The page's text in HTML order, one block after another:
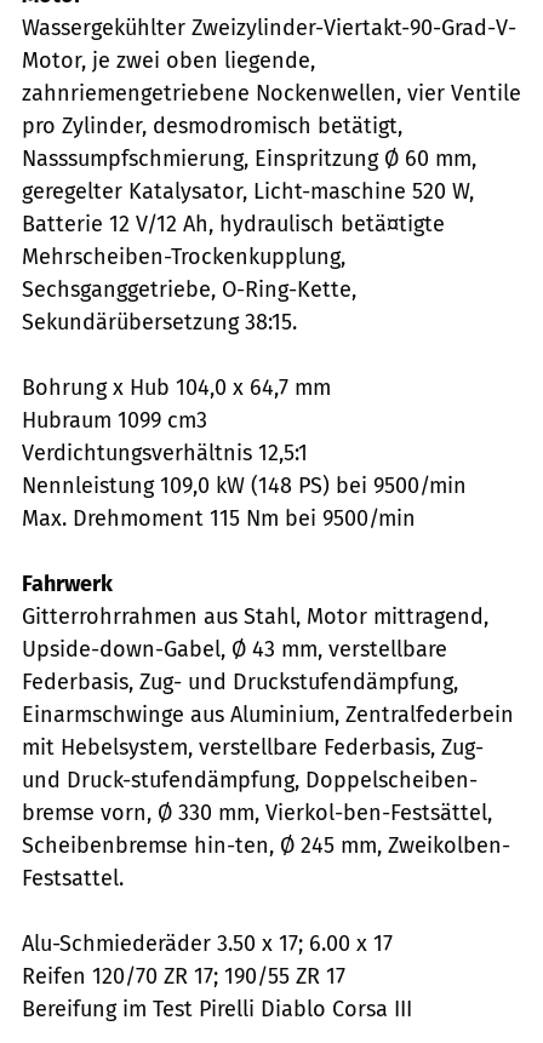
Wassergekühlter Zweizylinder-Viertakt-90-Grad-V-
Motor, je zwei oben liegende,
zahnriemengetriebene Nockenwellen, vier Ventile
pro Zylinder, desmodromisch betätigt,
Nasssumpfschmierung, Einspritzung Ø 60 mm,
geregelter Katalysator, Licht-maschine 520 W,
Batterie 12 V/12 Ah, hydraulisch betä¤tigte
Mehrscheiben-Trockenkupplung,
Sechsganggetriebe, O-Ring-Kette,
Sekundärübersetzung 38:15.
Bohrung x Hub 104,0 x 64,7 mm
Hubraum 1099 cm3
Verdichtungsverhältnis 12,5:1
Nennleistung 109,0 kW (148 PS) bei 9500/min
Max. Drehmoment 115 Nm bei 9500/min
Fahrwerk
Gitterrohrrahmen aus Stahl, Motor mittragend,
Upside-down-Gabel, Ø 43 mm, verstellbare
Federbasis, Zug- und Druckstufendämpfung,
Einarmschwinge aus Aluminium, Zentralfederbein
mit Hebelsystem, verstellbare Federbasis, Zug-
und Druck-stufendämpfung, Doppelscheiben-
bremse vorn, Ø 330 mm, Vierkol-ben-Festsättel,
Scheibenbremse hin-ten, Ø 245 mm, Zweikolben-
Festsattel.
Alu-Schmiederäder 3.50 x 17; 6.00 x 17
Reifen 120/70 ZR 17; 190/55 ZR 17
Bereifung im Test Pirelli Diablo Corsa III